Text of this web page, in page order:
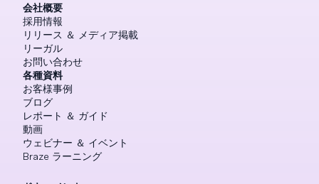
会社概要
採用情報
リリース ＆ メディア掲載
リーガル
お問い合わせ
各種資料
お客様事例
ブログ
レポート ＆ ガイド
動画
ウェビナー ＆ イベント
Braze ラーニング